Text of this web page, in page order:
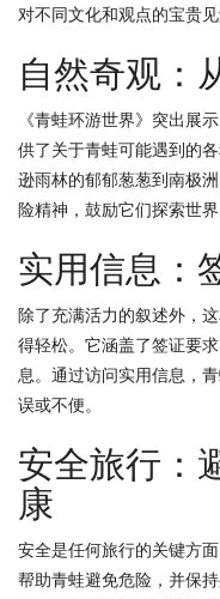
对不同文化和观点的宝贵见
自然奇观：
《青蛙环游世界》突出展
供了关于青蛙可能遇到的
逊雨林的郁郁葱葱到南极
险精神，鼓励它们探索世界
实用信息：
除了充满活力的叙述外，
得轻松。它涵盖了签证要
息。通过访问实用信息，
误或不便。
安全旅行：
康
安全是任何旅行的关键方
帮助青蛙避免危险，并保